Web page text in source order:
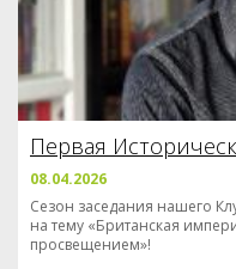
Первая
08.04.2026
Сезон заседания нашего
на тему «Британская
просвещением»!